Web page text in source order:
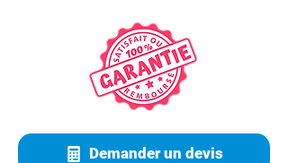
Demander un devis